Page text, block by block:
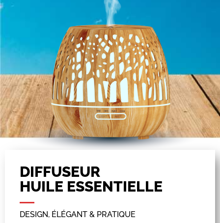
DIFFUSEUR
HUILE ESSENTIELLE
DESIGN, ÉLÉGANT & PRATIQUE